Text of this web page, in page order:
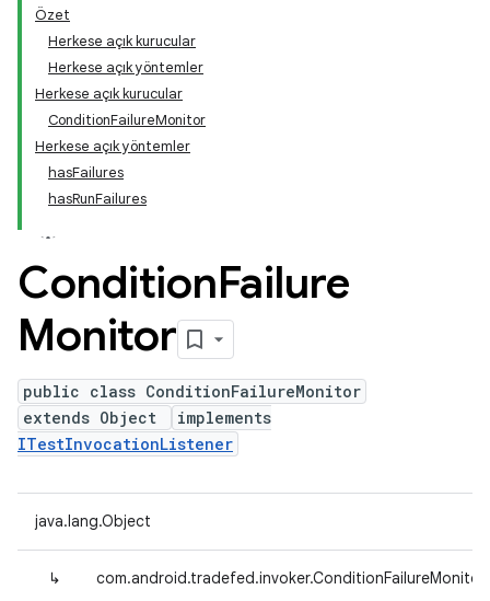
Özet
Herkese açık kurucular
Herkese açık yöntemler
Herkese açık kurucular
ConditionFailureMonitor
Herkese açık yöntemler
hasFailures
hasRunFailures
ConditionFailure
Monitor
public class ConditionFailureMonitor
extends Object
implements
ITestInvocationListener
java.lang.Object
↳ com.android.tradefed.invoker.ConditionFailureMonitor